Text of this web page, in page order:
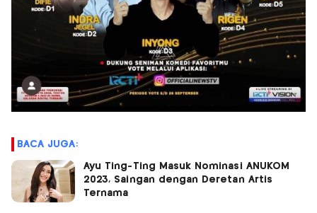
BACA JUGA:
Ayu Ting-Ting Masuk Nominasi ANUKOM
2023, Saingan dengan Deretan Artis
Ternama